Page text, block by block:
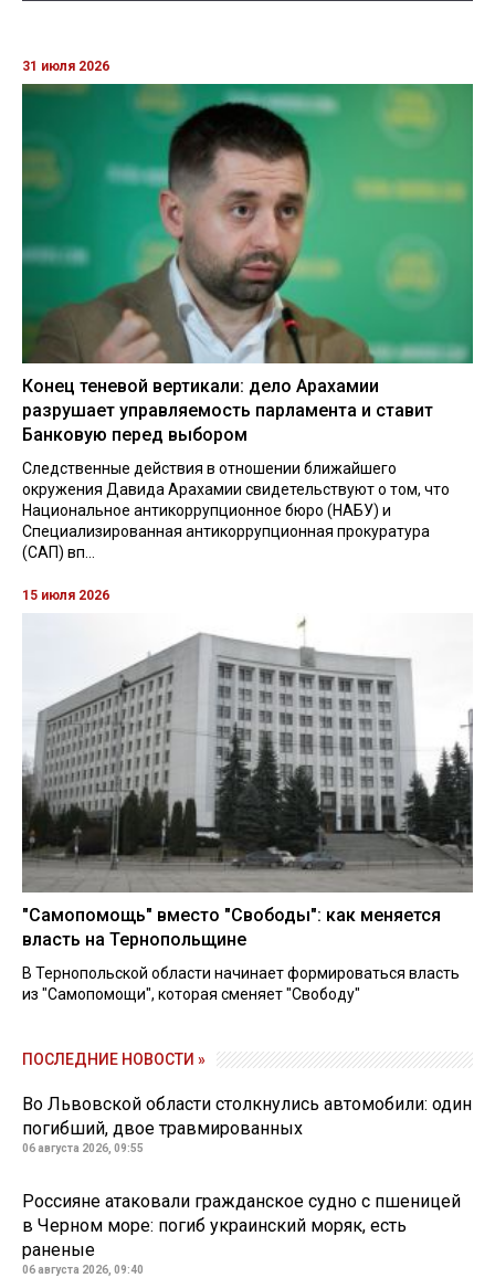
31 июля 2026
Конец теневой вертикали: дело Арахамии
разрушает управляемость парламента и ставит
Банковую перед выбором
Следственные действия в отношении ближайшего
окружения Давида Арахамии свидетельствуют о том, что
Национальное антикоррупционное бюро (НАБУ) и
Специализированная антикоррупционная прокуратура
(САП) вп...
15 июля 2026
"Самопомощь" вместо "Свободы": как меняется
власть на Тернопольщине
В Тернопольской области начинает формироваться власть
из "Самопомощи", которая сменяет "Свободу"
ПОСЛЕДНИЕ НОВОСТИ »
Во Львовской области столкнулись автомобили: один
погибший, двое травмированных
06 августа 2026, 09:55
Россияне атаковали гражданское судно с пшеницей
в Черном море: погиб украинский моряк, есть
раненые
06 августа 2026, 09:40